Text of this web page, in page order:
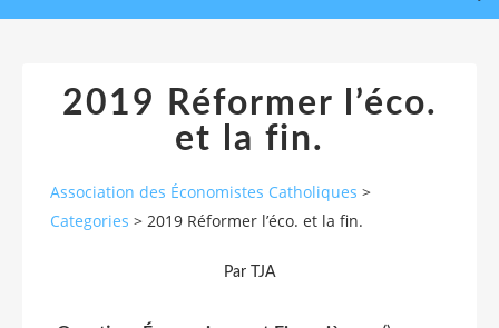
2019 Réformer l’éco.
et la fin.
Association des Économistes Catholiques >
Categories > 2019 Réformer l’éco. et la fin.
Par TJA